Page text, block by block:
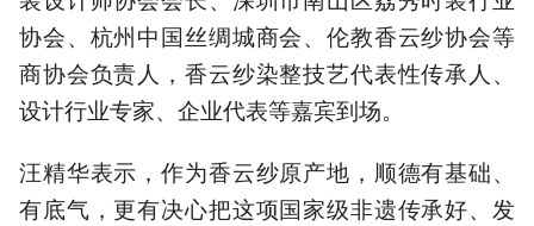
协会、杭州中国丝绸城商会、伦教香云纱协会等
商协会负责人，香云纱染整技艺代表性传承人、
设计行业专家、企业代表等嘉宾到场。
汪精华表示，作为香云纱原产地，顺德有基础、
有底气，更有决心把这项国家级非遗传承好、发